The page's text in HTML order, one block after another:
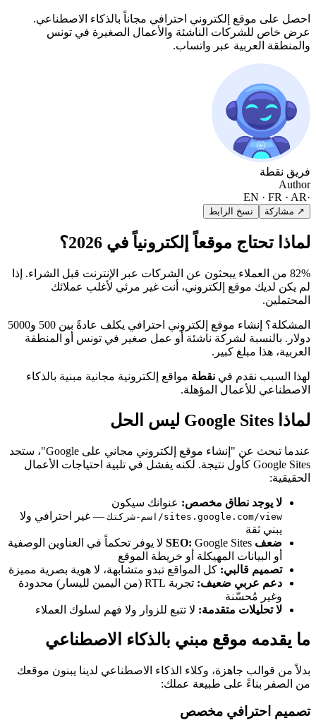
احصل على موقع إلكتروني احترافي مجاناً بالذكاء الاصطناعي.
عرض خاص للشركات الناشئة والأعمال الصغيرة في تونس
والمنطقة العربية عبر واتساب.
فريق نقطة
Author
EN · FR · AR
↗ مشاركة نسخ الرابط
لماذا تحتاج موقعاً إلكترونياً في 2026؟
82% من العملاء يبحثون عن الشركات عبر الإنترنت قبل الشراء. إذا
لم يكن لديك موقع إلكتروني، أنت غير مرئي لأغلب عملائك
المحتملين.
المشكلة؟ إنشاء موقع إلكتروني احترافي يكلف عادةً بين 500 و5000
دولار. بالنسبة لشركة ناشئة أو عمل صغير في تونس أو المنطقة
العربية، هذا مبلغ كبير.
لهذا السبب نقدم في نقطةمواقع إلكترونية مجانية مبنية بالذكاء
الاصطناعي للأعمال المؤهلة.
لماذا Google Sites ليس الحل
عندما تبحث عن "إنشاء موقع إلكتروني مجاني على Google"، ستجد
Google Sites كأول نتيجة. لكنه يفشل في تلبية احتياجات الأعمال
الحقيقية:
لا يوجد نطاق مخصص:عنوانك سيكون
sites.google.com/view/اسم-شركتك
— غير احترافي ولا
يبني ثقة
ضعف SEO:
Google Sites لا يوفر تحكماً في العناوين الوصفية
أو البيانات المهيكلة أو خريطة الموقع
تصميم قالبي:كل المواقع تبدو متشابهة، لا هوية بصرية مميزة
دعم عربي ضعيف:
تجربة RTL (من اليمين لليسار) محدودة
وغير مُحسّنة
لا تحليلات متقدمة:لا تتبع للزوار ولا فهم لسلوك العملاء
ما يقدمه موقع مبني بالذكاء الاصطناعي
بدلاً من قوالب جاهزة، وكلاء الذكاء الاصطناعي لدينا يبنون موقعك
من الصفر بناءً على طبيعة عملك:
تصميم احترافي مخصص